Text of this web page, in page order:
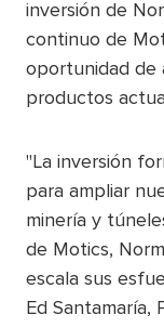
inversión de
continuo de
oportunidad de
productos
"La inversión
para ampliar
minería y
de Motics,
escala sus
Ed Santamaría,